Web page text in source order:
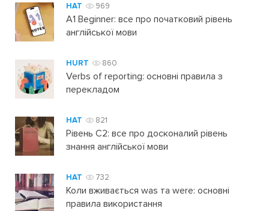
HAT 969
A1 Beginner: все про початковий рівень
англійської мови
HURT 860
Verbs of reporting: основні правила з
перекладом
HAT 821
Рівень C2: все про досконалий рівень
знання англійської мови
HAT 732
Коли вживається was та were: основні
правила використання